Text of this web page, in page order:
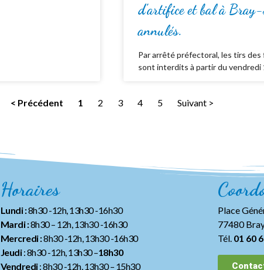
d’artifice et bal à
annulés.
Par arrêté préfectoral, les tirs des
sont interdits à partir du vendredi
< Précédent 1 2 3 4 5 Suivant >
Horaires
Lundi :8h30 -12h, 13h30 -16h30
Mardi :8h30 – 12h, 13h30 -16h30
Mercredi :8h30 -12h, 13h30 -16h30
Jeudi: 8h30 -12h, 13h30 –18h30
Vendredi: 8h30 -12h, 13h30– 15h30
Place
77480
Tél. 01 60